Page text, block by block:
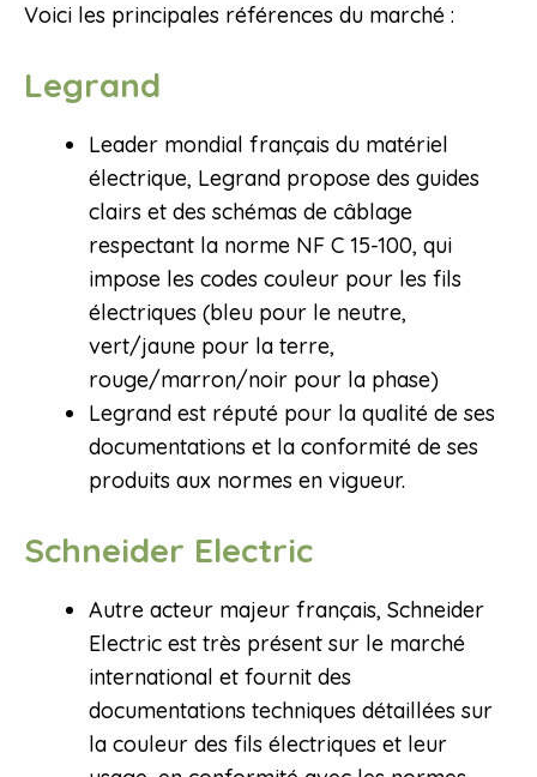
Voici les principales références du marché :
Legrand
Leader mondial français du matériel
électrique, Legrand propose des guides
clairs et des schémas de câblage
respectant la norme NF C 15-100, qui
impose les codes couleur pour les fils
électriques (bleu pour le neutre,
vert/jaune pour la terre,
rouge/marron/noir pour la phase)
Legrand est réputé pour la qualité de ses
documentations et la conformité de ses
produits aux normes en vigueur.
Schneider Electric
Autre acteur majeur français, Schneider
Electric est très présent sur le marché
international et fournit des
documentations techniques détaillées sur
la couleur des fils électriques et leur